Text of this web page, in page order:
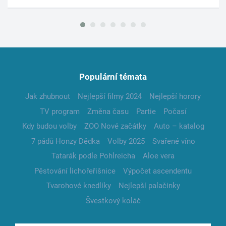
Populární témata
Jak zhubnout Nejlepší filmy 2024
Nejlepší horory
TV program
Změna času Partie
Počasí
Kdy budou volby
ZOO Nové začátky
Auto – katalog
7 pádů Honzy Dědka
Volby 2025
Svařené víno
Tatarák podle Pohlreicha
Aloe vera
Pěstování lichořeřišnice
Výpočet ascendentu
Tvarohové knedlíky
Nejlepší palačinky
Švestkový koláč